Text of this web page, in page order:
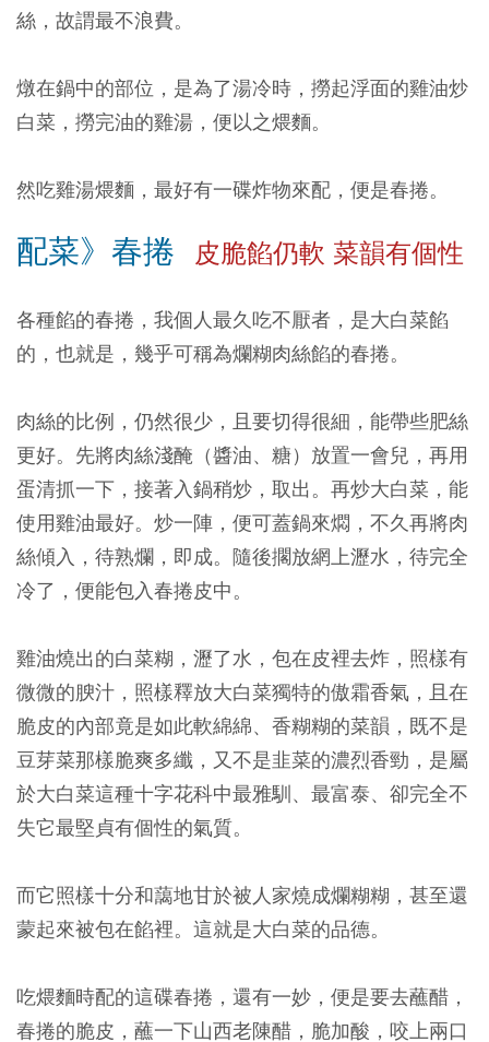
絲，故謂最不浪費。
燉在鍋中的部位，是為了湯冷時，撈起浮面的雞油炒
白菜，撈完油的雞湯，便以之煨麵。
然吃雞湯煨麵，最好有一碟炸物來配，便是春捲。
配菜》春捲 皮脆餡仍軟 菜韻有個性
各種餡的春捲，我個人最久吃不厭者，是大白菜餡
的，也就是，幾乎可稱為爛糊肉絲餡的春捲。
肉絲的比例，仍然很少，且要切得很細，能帶些肥絲
更好。先將肉絲淺醃（醬油、糖）放置一會兒，再用
蛋清抓一下，接著入鍋稍炒，取出。再炒大白菜，能
使用雞油最好。炒一陣，便可蓋鍋來燜，不久再將肉
絲傾入，待熟爛，即成。隨後擱放網上瀝水，待完全
冷了，便能包入春捲皮中。
雞油燒出的白菜糊，瀝了水，包在皮裡去炸，照樣有
微微的腴汁，照樣釋放大白菜獨特的傲霜香氣，且在
脆皮的內部竟是如此軟綿綿、香糊糊的菜韻，既不是
豆芽菜那樣脆爽多纖，又不是韭菜的濃烈香勁，是屬
於大白菜這種十字花科中最雅馴、最富泰、卻完全不
失它最堅貞有個性的氣質。
而它照樣十分和藹地甘於被人家燒成爛糊糊，甚至還
蒙起來被包在餡裡。這就是大白菜的品德。
吃煨麵時配的這碟春捲，還有一妙，便是要去蘸醋，
春捲的脆皮，蘸一下山西老陳醋，脆加酸，咬上兩口